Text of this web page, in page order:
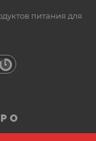
питания для